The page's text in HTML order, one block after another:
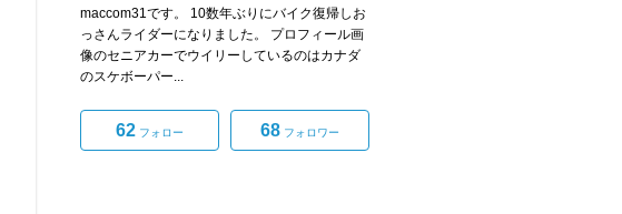
maccom31です。 10数年ぶりにバイク復帰しお
っさんライダーになりました。 プロフィール画
像のセニアカーでウイリーしているのはカナダ
のスケボーパー...
62 フォロー 68 フォロワー